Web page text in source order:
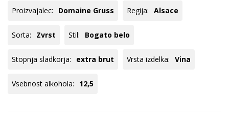
Proizvajalec: Domaine Gruss Regija: Alsace
Sorta: Zvrst Stil: Bogato belo
Stopnja sladkorja: extra brut Vrsta izdelka: Vina
Vsebnost alkohola: 12,5